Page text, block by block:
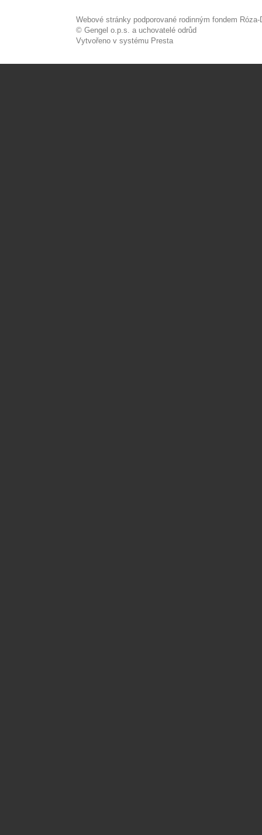
Webové stránky podporované rodinným fondem Róza-
© Gengel o.p.s. a uchovatelé odrůd
Vytvořeno v systému Presta